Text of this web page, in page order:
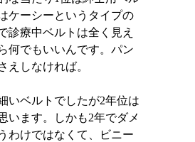
ケーシーというタイプの
診療中ベルトは全く見え
何でもいいんです。パン
えしなければ。
いベルトでしたが2年位は
います。しかも2年でダメ
わけではなくて、ビニー